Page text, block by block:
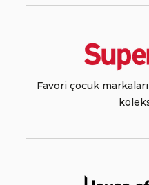
Favori çocuk